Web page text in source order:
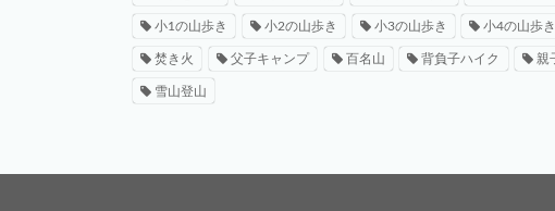
小1の山歩き 小2の山歩き 小3の山歩き 小4の山歩き
焚き火 父子キャンプ 百名山 背負子ハイク 親
雪山登山